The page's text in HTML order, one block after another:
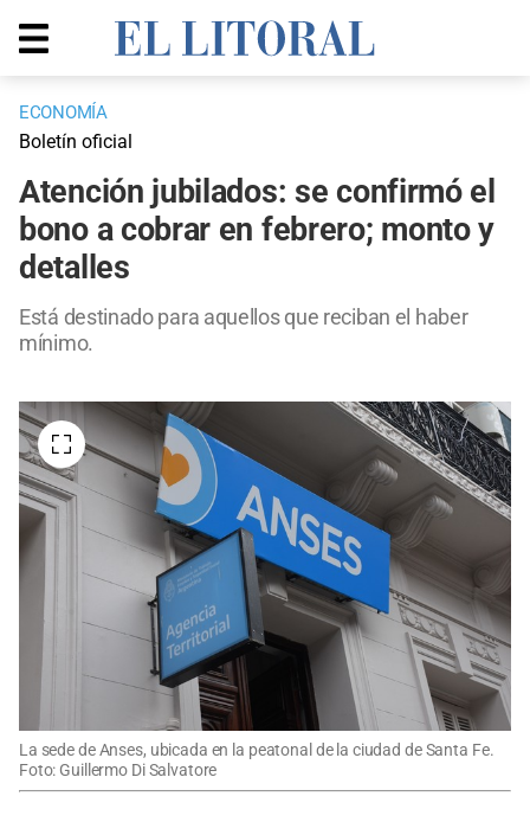
ECONOMÍA
Boletín oficial
Atención jubilados: se confirmó el
bono a cobrar en febrero; monto y
detalles
Está destinado para aquellos que reciban el haber
mínimo.
La sede de Anses, ubicada en la peatonal de la ciudad de Santa Fe.
Foto: Guillermo Di Salvatore